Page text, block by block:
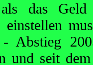
als das
einstellen
- Abstieg
und seit